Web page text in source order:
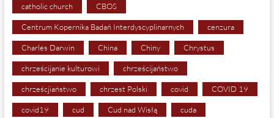
catholic church CBOS
Centrum Kopernika Badań Interdyscyplinarnych cenzura
Charles Darwin China Chiny Chrystus
chrześcijanie kulturowi chrześcijaństwo
chrześcjiaństwo chrzest Polski covid COVID 19
covid19 cud Cud nad Wisłą cuda